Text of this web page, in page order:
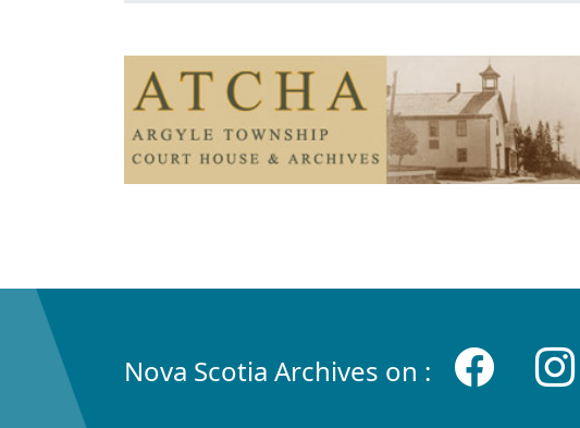
Nova Scotia Archives on :